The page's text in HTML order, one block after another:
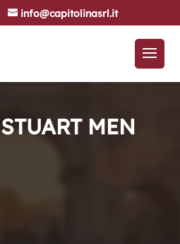
info@capitolinasrl.it
MEN